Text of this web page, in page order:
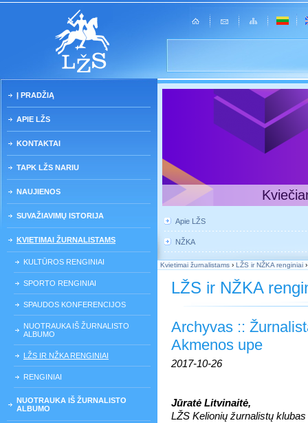
Į PRADŽIĄ
APIE LŽS
KONTAKTAI
TAPK LŽS NARIU
NAUJIENOS
SUVAŽIAVIMŲ ISTORIJA
KVIETIMAI ŽURNALISTAMS
KULTŪROS RENGINIAI
SPORTO RENGINIAI
SPAUDOS KONFERENCIJOS
NUOTRAUKA IŠ ŽURNALISTO
ALBUMO
LŽS IR NŽKA RENGINIAI
RENGINIAI
NUOTRAUKA IŠ ŽURNALISTO
ALBUMO
Apie LŽS
NŽKA
Kvietimai žurnalistams › LŽS ir NŽKA renginiai
LŽS ir NŽKA
Archyvas ::
Akmenos upe
2017-10-26
Jūratė Litvinaitė,
LŽS Kelionių žurnalistų klubas